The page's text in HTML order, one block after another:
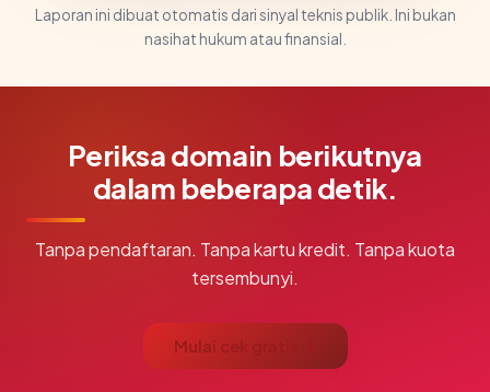
Laporan ini dibuat otomatis dari sinyal teknis publik. Ini bukan
nasihat hukum atau finansial.
Periksa domain berikutnya
dalam beberapa detik.
Tanpa pendaftaran. Tanpa kartu kredit. Tanpa kuota
tersembunyi.
Mulai cek gratis →